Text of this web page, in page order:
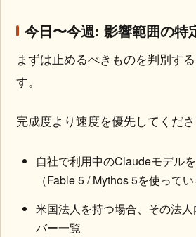
今日〜今週: 影響範囲の特
まずは止めるべきものを判別す
す。
完成度より速度を優先してくださ
自社で利用中のClaudeモデル
（Fable 5 / Mythos 5を使ってい
米国法人を持つ場合、その法
バー一覧